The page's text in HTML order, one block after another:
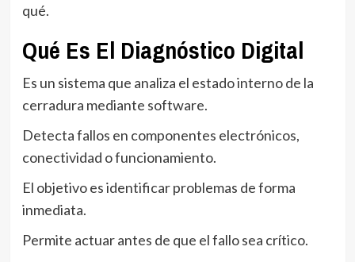
qué.
Qué Es El Diagnóstico Digital
Es un sistema que analiza el estado interno de la
cerradura mediante software.
Detecta fallos en componentes electrónicos,
conectividad o funcionamiento.
El objetivo es identificar problemas de forma
inmediata.
Permite actuar antes de que el fallo sea crítico.